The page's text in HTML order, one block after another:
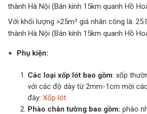
thành Hà Nội (Bán kính 15km quanh Hồ
Với khối lượng >25m² giá nhân công là:
thành Hà Nội (Bán kính 15km quanh Hồ
Phụ kiện:
Các loại xốp lót bao gồm: xốp
với các độ dày từ 2mm-1cm mời
đây: Xốp lót
Phào chân tường bao gồm: phào